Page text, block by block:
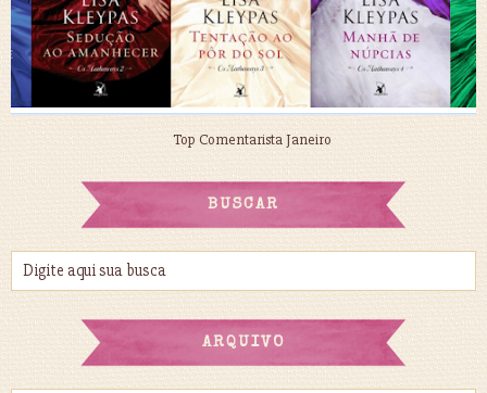
Top Comentarista Janeiro
BUSCAR
ARQUIVO